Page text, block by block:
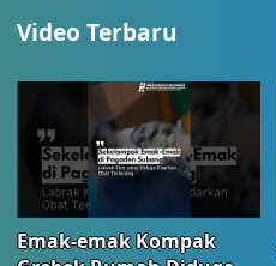
Video Terbaru
Emak-emak Kompak